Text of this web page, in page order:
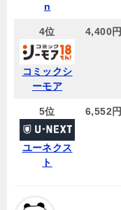
n
4位
コミックシ
ーモア
4,400円
5位
ユーネクス
ト
6,552円